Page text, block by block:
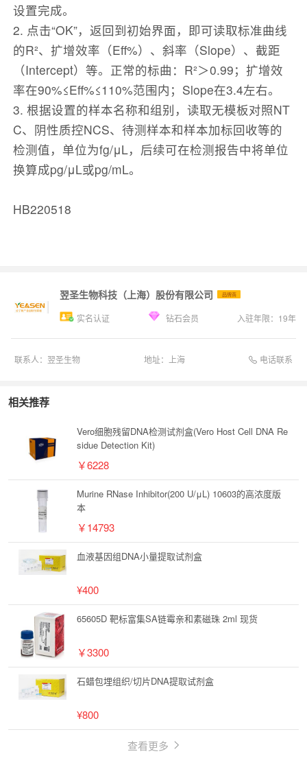
设置完成。
2. 点击“OK”，返回到初始界面，即可读取标准曲线
的R²、扩增效率（Eff%）、斜率（Slope）、截距
（Intercept）等。正常的标曲：R²＞0.99；扩增效
率在90%≤Eff%≤110%范围内；Slope在3.4左右。
3. 根据设置的样本名称和组别，读取无模板对照NT
C、阴性质控NCS、待测样本和样本加标回收等的
检测值，单位为fg/μL，后续可在检测报告中将单位
换算成pg/μL或pg/mL。
HB220518
翌圣生物科技（上海）股份有限公司 品牌商
实名认证 钻石会员 入驻年限： 19年
联系人： 翌圣生物 地址： 上海 电话联系
相关推荐
Vero细胞残留DNA检测试剂盒(Vero Host Cell DNA Re
sidue Detection Kit)
￥6228
Murine RNase Inhibitor(200 U/μL) 10603的高浓度版
本
￥14793
血液基因组DNA小量提取试剂盒
¥400
65605D 靶标富集SA链霉亲和素磁珠 2ml 现货
￥3300
石蜡包埋组织/切片DNA提取试剂盒
¥800
查看更多